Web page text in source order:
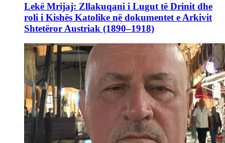
Lekë Mrijaj: Zllakuqani i Lugut të Drinit dhe
roli i Kishës Katolike në dokumentet e Arkivit
Shtetëror Austriak (1890–1918)